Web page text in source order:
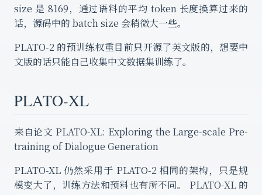
size 是 8169，通过语料的平均 token 长度换算过来的
话，源码中的 batch size 会稍微大一些。
PLATO-2 的预训练权重目前只开源了英文版的，想要中
文版的话只能自己收集中文数据集训练了。
PLATO-XL
来自论文 PLATO-XL: Exploring the Large-scale Pre-
training of Dialogue Generation
PLATO-XL 仍然采用于 PLATO-2 相同的架构，只是规
模变大了，训练方法和预料也有所不同。 PLATO-XL 的